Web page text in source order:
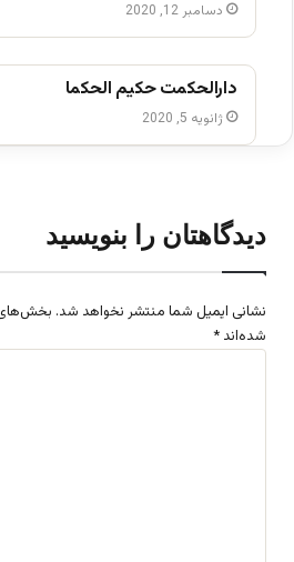
دسامبر 12, 2020
دارالحکمت حکیم الحکما
ژانویه 5, 2020
دیدگاهتان را بنویسید
نشانی ایمیل شما منتشر نخواهد شد. بخش‌های
شده‌اند *